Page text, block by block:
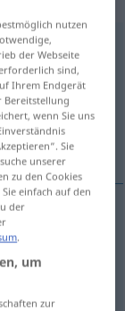
nutzen
der Webseite
sind,
Ihrem Endgerät
Bereitstellung
wenn Sie uns
Sie
unserer
zu den Cookies
einfach auf den
der
.
um
zur